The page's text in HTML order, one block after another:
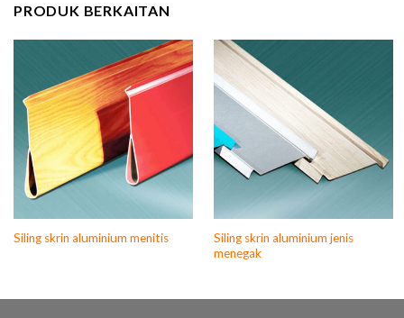
PRODUK BERKAITAN
Siling skrin aluminium menitis
Siling skrin aluminium jenis
menegak